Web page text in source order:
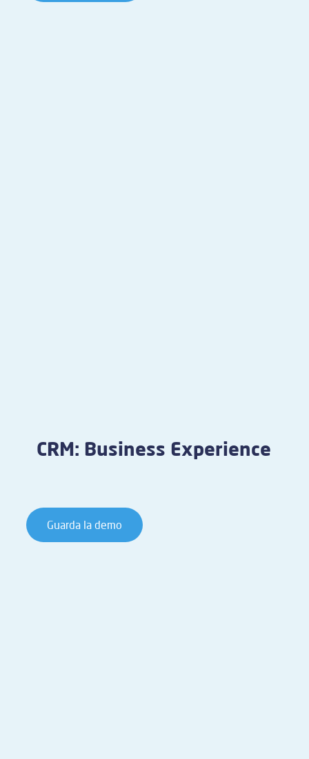
CRM: Business Experience
Guarda la demo